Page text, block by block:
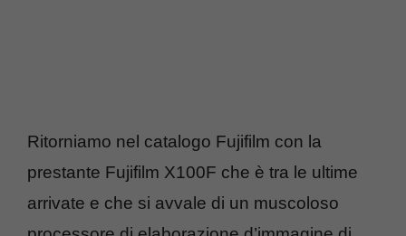
Ritorniamo nel catalogo Fujifilm con la
prestante Fujifilm X100F che è tra le ultime
arrivate e che si avvale di un muscoloso